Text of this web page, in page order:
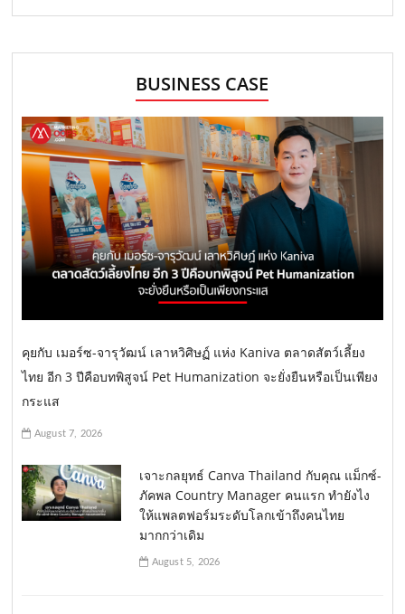
BUSINESS CASE
คุยกับ เมอร์ซ-จารุวัฒน์ เลาหวิศิษฏ์ แห่ง Kaniva ตลาดสัตว์เลี้ยง
ไทย อีก 3 ปีคือบทพิสูจน์ Pet Humanization จะยั่งยืนหรือเป็นเพียง
กระแส
August 7, 2026
เจาะกลยุทธ์ Canva Thailand กับคุณ แม็กซ์-
ภัคพล Country Manager คนแรก ทำยังไง
ให้แพลตฟอร์มระดับโลกเข้าถึงคนไทย
มากกว่าเดิม
August 5, 2026